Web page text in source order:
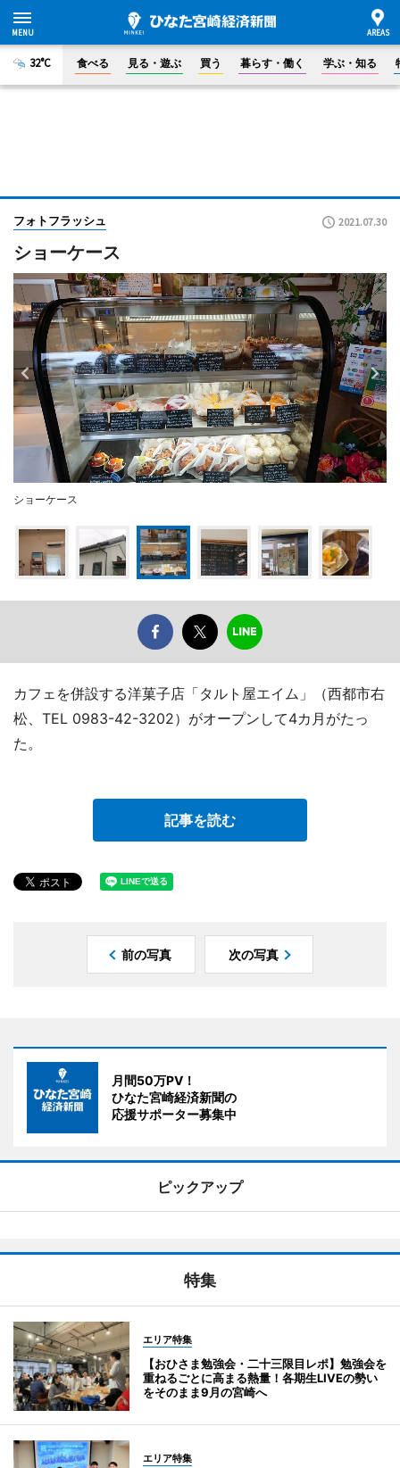
32°C 食べる 見る・遊ぶ 買う 暮らす・働く 学ぶ・知る
フォトフラッシュ 2021.07.30
ショーケース
ショーケース
カフェを併設する洋菓子店「タルト屋エイム」（西都市右
松、TEL 0983-42-3202）がオープンして4カ月がたっ
た。
記事を読む
前の写真 次の写真
月間50万PV！
ひなた宮崎経済新聞の
応援サポーター募集中
ピックアップ
特集
エリア特集
【おひさま勉強会・二十三限目レポ】勉強会を
重ねるごとに高まる熱量！各期生LIVEの勢い
をそのまま9月の宮崎へ
エリア特集